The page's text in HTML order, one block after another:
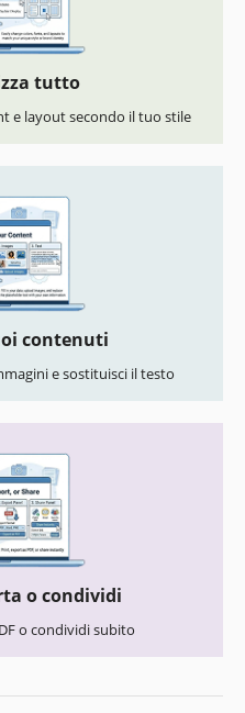
tutto
e layout secondo il tuo stile
contenuti
e sostituisci il testo
o condividi
o condividi subito